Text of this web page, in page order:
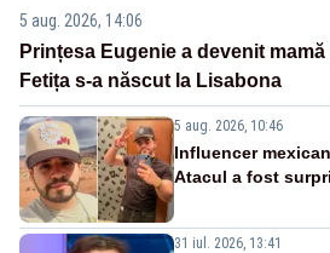
5 aug. 2026, 14:06
Prințesa Eugenie a devenit
Fetița s-a născut la Lisabona
5 aug. 2026, 10:46
Influencer
Atacul a fost
31 iul. 2026, 13:41